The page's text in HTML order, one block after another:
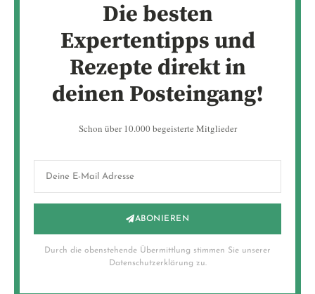
Die besten
Expertentipps und
Rezepte direkt in
deinen Posteingang!
Schon über 10.000 begeisterte Mitglieder
ABONIEREN
Durch die obenstehende Übermittlung stimmen Sie unserer
Datenschutzerklärung zu.